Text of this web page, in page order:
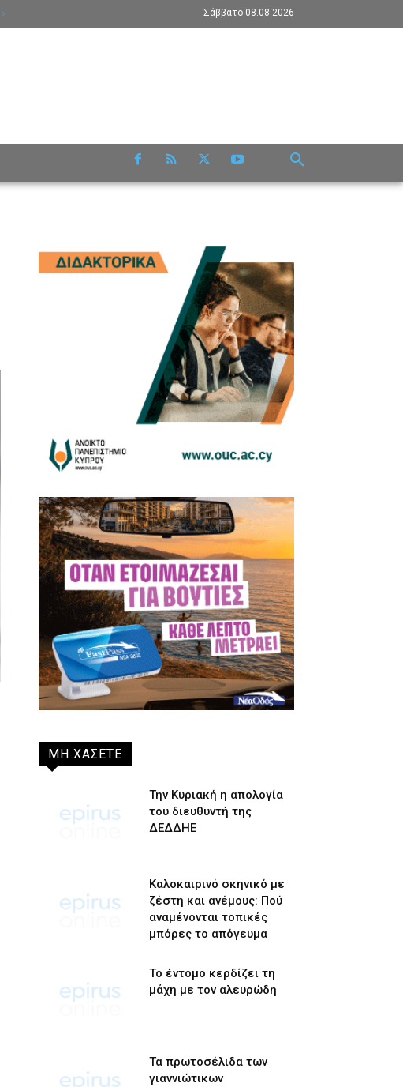
Σάββατο 08.08.2026
ΜΗ ΧΑΣΕΤΕ
Την Κυριακή η απολογία
του διευθυντή της
ΔΕΔΔΗΕ
Καλοκαιρινό σκηνικό με
ζέστη και ανέμους: Πού
αναμένονται τοπικές
μπόρες το απόγευμα
Το έντομο κερδίζει τη
μάχη με τον αλευρώδη
Τα πρωτοσέλιδα των
γιαννιώτικων